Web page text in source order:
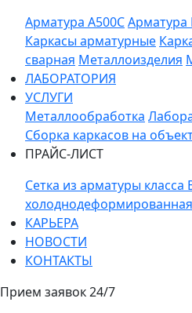
Арматура A500CАрматура
Каркасы арматурные
сварная Металлоизделия
ЛАБОРАТОРИЯ
УСЛУГИ
Металлообработка
Сборка каркасов на
ПРАЙС-ЛИСТ
Сетка из арматуры класса
КАРЬЕРА
НОВОСТИ
КОНТАКТЫ
Прием заявок 24/7